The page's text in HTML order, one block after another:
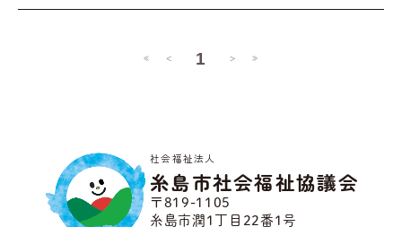
≪ < 1 > ≫
社会福祉法人
糸島市社会福祉協議会
〒819-1105
糸島市潤1丁目22番1号